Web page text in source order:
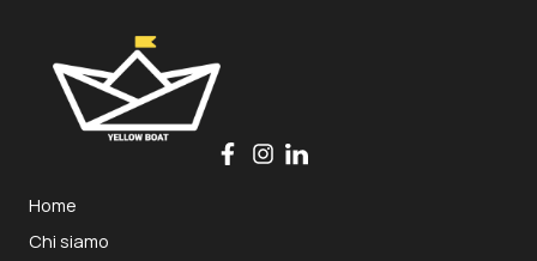
Home
Chi siamo